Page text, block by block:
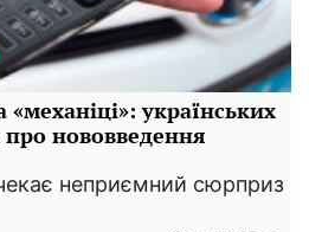
українських
про нововведення
чекає неприємний сюрприз